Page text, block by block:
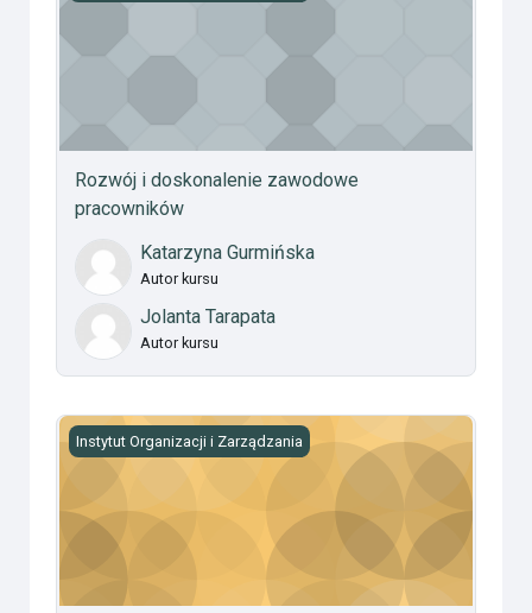
Rozwój i doskonalenie zawodowe
pracowników
Katarzyna Gurmińska
Autor kursu
Jolanta Tarapata
Autor kursu
Finanse (studia: stacjonarne i niestacjonarne), dr hab.
Instytut Organizacji i Zarządzania